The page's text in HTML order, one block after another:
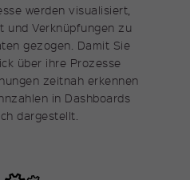
werden visualisiert,
und Verknüpfungen zu
gezogen. Damit Sie
über ihre Prozesse
zeitnah erkennen
in Dashboards
dargestellt.
einige Details
Benutzer.